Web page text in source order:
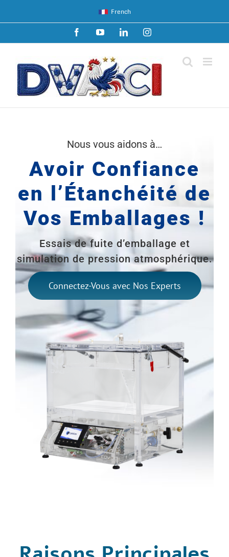
contenu
French
FacebookYouTubeLinkedInInstagram
Nous vous aidons à…
Avoir Confiance
en l’Étanchéité de
Vos Emballages !
Essais de fuite d’emballage et
simulation de pression atmosphérique.
Connectez-Vous avec Nos Experts